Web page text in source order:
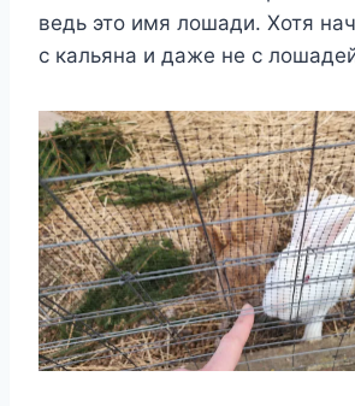
ведь это имя лошади. Хотя
с кальяна и даже не с